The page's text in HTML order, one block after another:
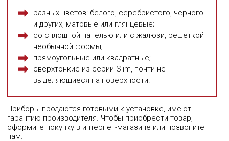
разных цветов: белого, серебристого, черного
и других, матовые или глянцевые;
со сплошной панелью или с жалюзи, решеткой
необычной формы;
прямоугольные или квадратные;
сверхтонкие из серии Slim, почти не
выделяющиеся на поверхности.
Приборы продаются готовыми к установке, имеют
гарантию производителя. Чтобы приобрести товар,
оформите покупку в интернет-магазине или позвоните
нам.